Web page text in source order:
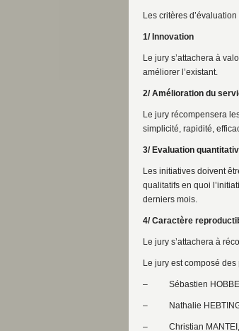
Les critères
1/ Innovation
Le jury s’attachera à
améliorer l’existant.
2/ Amélioration du
Le jury récompensera
simplicité, rapidité,
3/ Evaluation
Les initiatives doivent
qualitatifs en quoi
derniers mois.
4/ Caractère
Le jury s’attachera à
Le jury est composé
– Sébastien
– Nathalie HEBTING
– Christian MANTEI,